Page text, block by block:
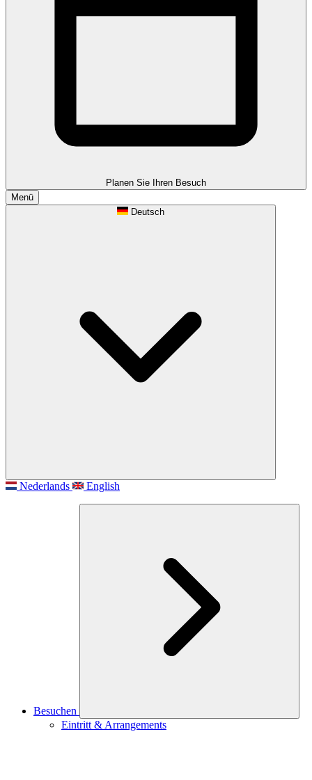
Planen Sie Ihren Besuch
Menü
Deutsch
Nederlands English
Besuchen
Eintritt & Arrangements